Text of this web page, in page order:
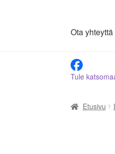
Ota yhteyttä
Tule
Etusivu